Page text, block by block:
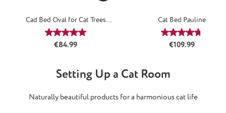
Cad Bed Oval for Cat Trees
ClassicsilverAverage rating of 5 out of 5 stars
Regular price:
€84.99
Cat Bed Pauline
Average
Regular price:
€109.99
Setting Up a Cat Room
Naturally beautiful products for a harmonious cat life